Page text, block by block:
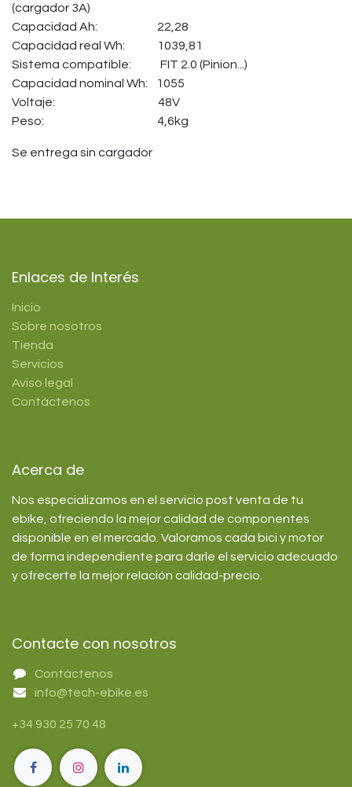
(cargador 3A)
Capacidad Ah:
​22,28
Capacidad real Wh:
​1039,81
Sistema compatible:
​FIT 2.0 (Pinion...)
Capacidad nominal Wh:
​1055
Voltaje:
​48V
Peso:
​4,6kg
Se entrega sin cargador
Enlaces de Interés
Inicio
Sobre nosotros
Tienda
Servicios
Aviso legal
Contáctenos
Acerca de
Nos especializamos en el servicio post venta de tu
ebike, ofreciendo la mejor calidad de componentes
disponible en el mercado. Valoramos cada bici y motor
de forma independiente para darle el servicio adecuado
y ofrecerte la mejor relación calidad-precio.
Contacte con nosotros
Contáctenos
info@tech-ebike.es
+34 930 25 70 48